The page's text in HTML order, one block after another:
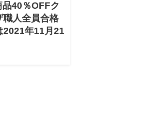
40％OFFク
職人全員合格
2021年11月21